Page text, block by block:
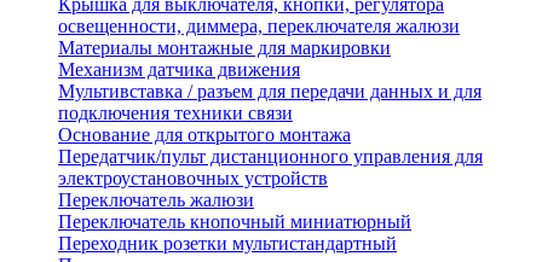
Крышка для выключателя, кнопки, регулятора
освещенности, диммера, переключателя жалюзи
Материалы монтажные для маркировки
Механизм датчика движения
Мультивставка / разъем для передачи данных и для
подключения техники связи
Основание для открытого монтажа
Передатчик/пульт дистанционного управления для
электроустановочных устройств
Переключатель жалюзи
Переключатель кнопочный миниатюрный
Переходник розетки мультистандартный